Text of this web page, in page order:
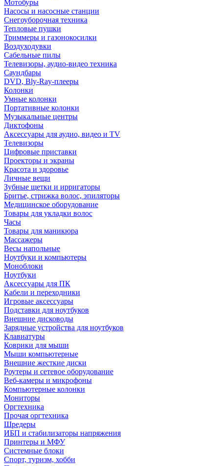
Мотобуры
Насосы и насосные станции
Снегоуборочная техника
Тепловые пушки
Триммеры и газонокосилки
Воздуходувки
Сабельные пилы
Телевизоры, аудио-видео техника
Саундбары
DVD, Bly-Ray-плееры
Колонки
Умные колонки
Портативные колонки
Музыкальные центры
Диктофоны
Аксессуары для аудио, видео и TV
Телевизоры
Цифровые приставки
Проекторы и экраны
Красота и здоровье
Личные вещи
Зубные щетки и ирригаторы
Бритье, стрижка волос, эпиляторы
Медицинское оборудование
Товары для укладки волос
Часы
Товары для маникюра
Массажеры
Весы напольные
Ноутбуки и компьютеры
Моноблоки
Ноутбуки
Аксессуары для ПК
Кабели и переходники
Игровые аксессуары
Подставки для ноутбуков
Внешние дисководы
Зарядные устройства для ноутбуков
Клавиатуры
Коврики для мыши
Мыши компьютерные
Внешние жесткие диски
Роутеры и сетевое оборудование
Веб-камеры и микрофоны
Компьютерные колонки
Мониторы
Оргтехника
Прочая оргтехника
Шредеры
ИБП и стабилизаторы напряжения
Принтеры и МФУ
Системные блоки
Спорт, туризм, хобби